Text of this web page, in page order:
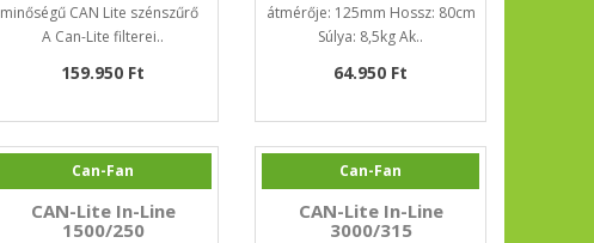
minőségű CAN Lite szénszűrő
A Can-Lite filterei..
159.950 Ft
átmérője: 125mm Hossz: 80cm
Súlya: 8,5kg Ak..
64.950 Ft
Can-Fan
CAN-Lite In-Line
1500/250
Can-Fan
CAN-Lite In-Line
3000/315